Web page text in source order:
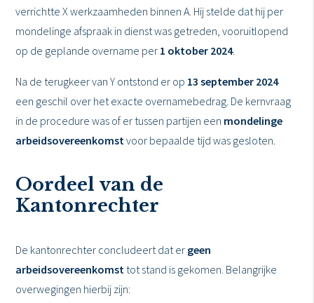
verrichtte X werkzaamheden binnen A. Hij stelde dat hij per
mondelinge afspraak in dienst was getreden, vooruitlopend
op de geplande overname per 1 oktober 2024.
Na de terugkeer van Y ontstond er op 13 september 2024
een geschil over het exacte overnamebedrag. De kernvraag
in de procedure was of er tussen partijen een mondelinge
arbeidsovereenkomstvoor bepaalde tijd was gesloten.
Oordeel van de
Kantonrechter
De kantonrechter concludeert dat er geen
arbeidsovereenkomst tot stand is gekomen. Belangrijke
overwegingen hierbij zijn: